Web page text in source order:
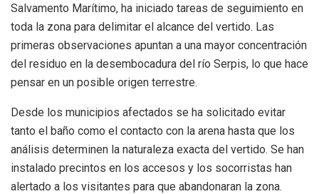
Salvamento Marítimo, ha iniciado tareas de seguimiento en
toda la zona para delimitar el alcance del vertido. Las
primeras observaciones apuntan a una mayor concentración
del residuo en la desembocadura del río Serpis, lo que hace
pensar en un posible origen terrestre.
Desde los municipios afectados se ha solicitado evitar
tanto el baño como el contacto con la arena hasta que los
análisis determinen la naturaleza exacta del vertido. Se han
instalado precintos en los accesos y los socorristas han
alertado a los visitantes para que abandonaran la zona.